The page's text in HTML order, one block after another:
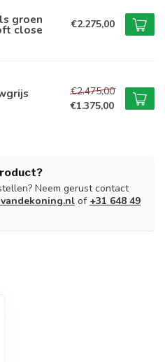
groen
close €2.275,00
€2.475,00
€1.375,00
Neem gerust contact
of +31 648 49